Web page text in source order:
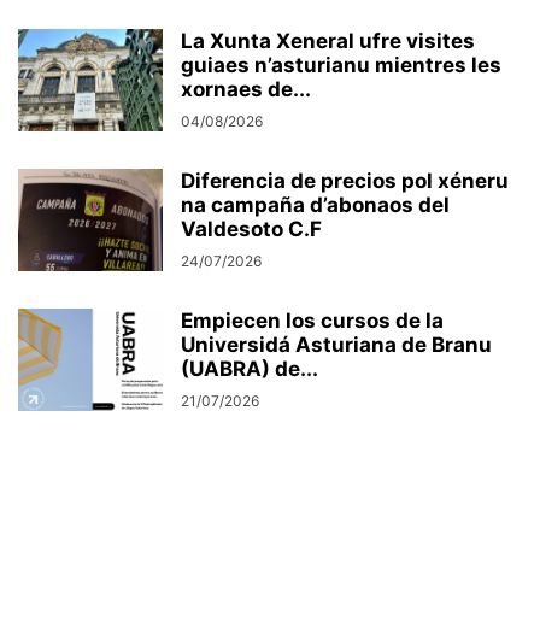
La Xunta Xeneral ufre visites
guiaes n’asturianu mientres les
xornaes de...
04/08/2026
Diferencia de precios pol xéneru
na campaña d’abonaos del
Valdesoto C.F
24/07/2026
Empiecen los cursos de la
Universidá Asturiana de Branu
(UABRA) de...
21/07/2026